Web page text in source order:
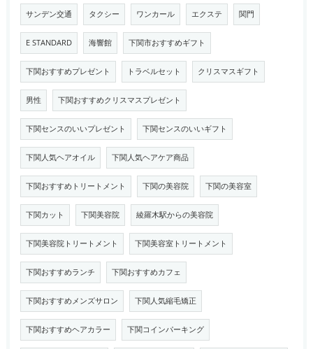
サンデン交通 タクシー ワンカール エクステ 関門
E STANDARD 海響館 下関市おすすめギフト
下関おすすめプレゼント トラベルセット クリスマスギフト
男性 下関おすすめクリスマスプレゼント
下関センスのいいプレゼント 下関センスのいいギフト
下関人気ヘアオイル 下関人気ヘアケア商品
下関おすすめトリートメント 下関の美容院 下関の美容室
下関カット 下関美容院 綾羅木駅からの美容院
下関美容院トリートメント 下関美容室トリートメント
下関おすすめランチ 下関おすすめカフェ
下関おすすめメンズサロン 下関人気縮毛矯正
下関おすすめヘアカラー 下関コインパーキング